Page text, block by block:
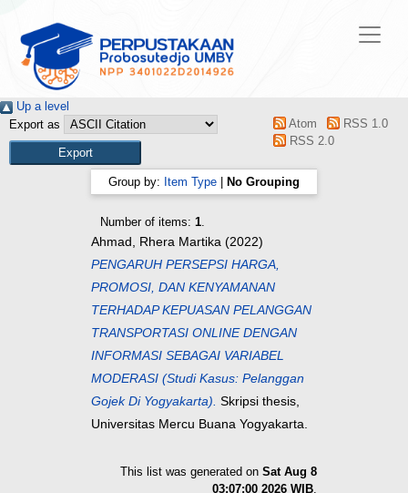
Up a level
Export as
Atom
RSS 1.0
RSS 2.0
Group by: Item Type No Grouping
Number of items: 1.
Ahmad, Rhera Martika (2022)
PENGARUH PERSEPSI HARGA,
PROMOSI, DAN KENYAMANAN
TERHADAP KEPUASAN PELANGGAN
TRANSPORTASI ONLINE DENGAN
INFORMASI SEBAGAI VARIABEL
MODERASI (Studi Kasus: Pelanggan
Gojek Di Yogyakarta). Skripsi thesis,
Universitas Mercu Buana Yogyakarta.
This list was generated on Sat Aug 8
03:07:00 2026 WIB.